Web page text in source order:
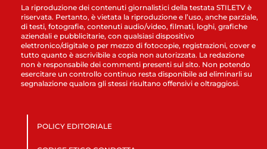
La riproduzione dei contenuti giornalistici della testata STILETV è
riservata. Pertanto, è vietata la riproduzione e l’uso, anche parziale,
di testi, fotografie, contenuti audio/video, filmati, loghi, grafiche
aziendali e pubblicitarie, con qualsiasi dispositivo
elettronico/digitale o per mezzo di fotocopie, registrazioni, cover e
tutto quanto è ascrivibile a copia non autorizzata. La redazione
non è responsabile dei commenti presenti sul sito. Non potendo
esercitare un controllo continuo resta disponibile ad eliminarli su
segnalazione qualora gli stessi risultano offensivi e oltraggiosi.
POLICY EDITORIALE